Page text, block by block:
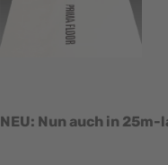
NEU: Nun auch in